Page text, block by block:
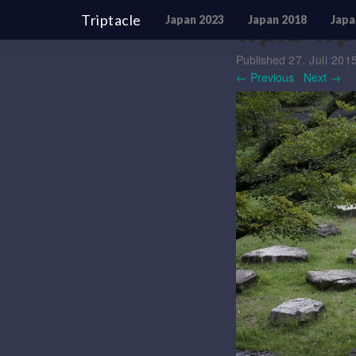
Triptacle Japan 2023 Japan 2018
wpid-
Published 27. Juli 2015
← Previous
Next →